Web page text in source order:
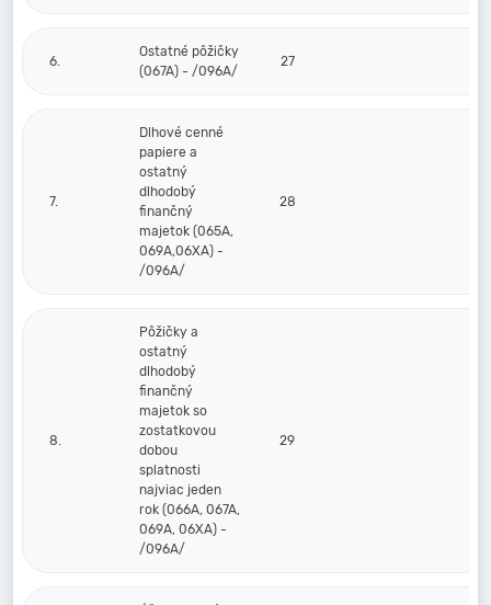
6.
Ostatné pôžičky
(067A) - /096A/
27
7.
Dlhové cenné
papiere a
ostatný
dlhodobý
finančný
majetok (065A,
069A,06XA) -
/096A/
28
8.
Pôžičky a
ostatný
dlhodobý
finančný
majetok so
zostatkovou
dobou
splatnosti
najviac jeden
rok (066A, 067A,
069A, 06XA) -
/096A/
29